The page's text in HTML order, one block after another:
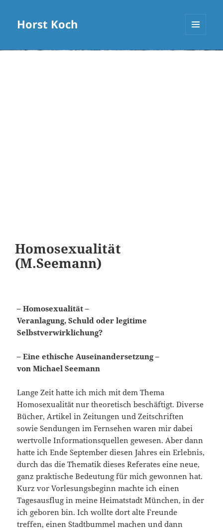
Horst Koch
Homosexualität
(M.Seemann)
– Homosexualität –
Veranlagung, Schuld oder legitime
Selbstverwirklichung?
– Eine ethische Auseinandersetzung –
von Michael Seemann
Lange Zeit hatte ich mich mit dem Thema
Homosexualität nur theoretisch beschäftigt. Diverse
Bücher, Artikel in Zeitungen und Zeitschriften
sowie Sendungen im Fernsehen waren mir dabei
wertvolle Informationsquellen gewesen. Aber dann
hatte ich Ende September diesen Jahres ein Erlebnis,
durch das die Thematik dieses Referates eine neue,
ganz praktische Bedeutung für mich gewonnen hat.
Kurz vor Vorlesungsbeginn machte ich einen
Tagesausflug in meine Heimatstadt München, in der
ich geboren bin. Ich wollte dort alte Freunde
treffen, einen Stadtbummel machen und dann